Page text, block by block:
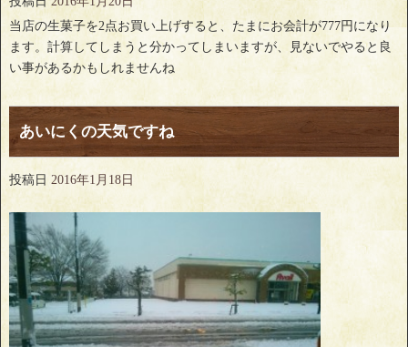
当店の生菓子を2点お買い上げすると、たまにお会計が777円になり
ます。計算してしまうと分かってしまいますが、見ないでやると良
い事があるかもしれませんね
あいにくの天気ですね
投稿日 2016年1月18日